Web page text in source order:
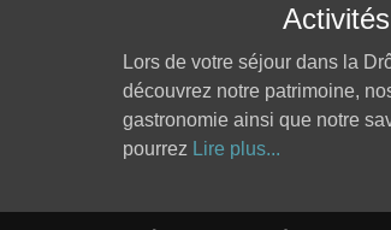
Activités
Lors de votre séjour dans la
découvrez notre patrimoine,
gastronomie ainsi que notre
pourrez Lire plus...